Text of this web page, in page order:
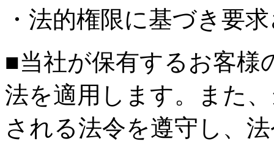
・法的権限に基づき要
■当社が保有するお客様
法を適用します。また
される法令を遵守し、